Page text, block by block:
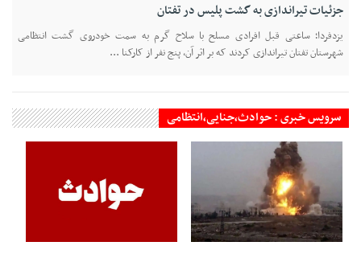
جزئیات تیراندازی به گشت پلیس در تفتان
یزدفردا؛ ساعتی قبل افرادی مسلح با سلاح گرم به سمت خودروی گشت انتظامی
شهرستان تفتان تیراندازی کردند که بر اثر آن، پنج نفر از کارکنا ...
سرویس خبری : حوادث،جنایی،انتظامی
23 Esfand 1404 - 18:44